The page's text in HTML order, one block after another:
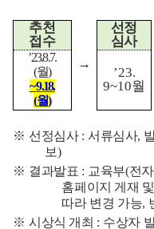
추천
접수
→
선정
심사
’23.8.7.
(월)
~ 9.18.
(월)
’23.
9~10월
※ 선정심사 : 서류심사,
보)
※ 결과발표 : 교육부(전
홈페이지 게재
따라 변경 가능,
※ 시상식 개최 : 수상자